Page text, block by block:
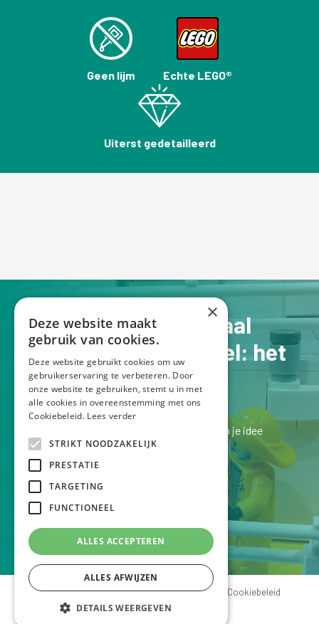
Geen lijm Echte LEGO®
Uiterst gedetailleerd
Jouw verhaal op schaal
Een Lego schaalmodel: het
perfecte pronkstuk
Laten we kennismaken bij een kopje koffie en je idee
bespreken.
Ik luister graag naar je verhaal!
VERTEL ME JE IDEE
© Legoschaalmodellen - created by Tom Van Mol
Cookiebeleid
Privacyverklaring
×
Deze website maakt
gebruik van cookies.
Deze website gebruikt cookies om uw
gebruikerservaring te verbeteren. Door
onze website te gebruiken, stemt u in met
alle cookies in overeenstemming met ons
Cookiebeleid. Lees verder
STRIKT NOODZAKELIJK
PRESTATIE
TARGETING
FUNCTIONEEL
ALLES ACCEPTEREN
ALLES AFWIJZEN
DETAILS WEERGEVEN